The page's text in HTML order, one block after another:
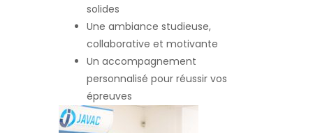
solides
Une ambiance studieuse,
collaborative et motivante
Un accompagnement
personnalisé pour réussir vos
épreuves